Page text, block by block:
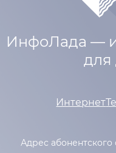
списана полная
ИнфоЛада —
для
Интернет
Адрес абонентского